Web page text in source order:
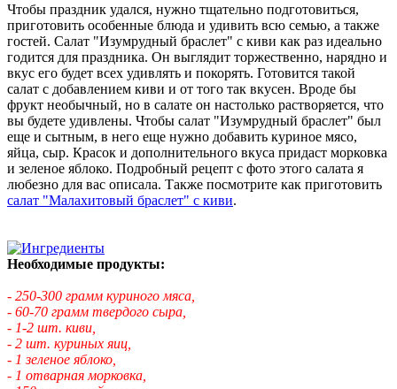
Чтобы праздник удался, нужно тщательно подготовиться,
приготовить особенные блюда и удивить всю семью, а также
гостей. Салат "Изумрудный браслет" с киви как раз идеально
годится для праздника. Он выглядит торжественно, нарядно и
вкус его будет всех удивлять и покорять. Готовится такой
салат с добавлением киви и от того так вкусен. Вроде бы
фрукт необычный, но в салате он настолько растворяется, что
вы будете удивлены. Чтобы салат "Изумрудный браслет" был
еще и сытным, в него еще нужно добавить куриное мясо,
яйца, сыр. Красок и дополнительного вкуса придаст морковка
и зеленое яблоко. Подробный рецепт с фото этого салата я
любезно для вас описала. Также посмотрите как приготовить
салат "Малахитовый браслет" с киви.
Необходимые продукты:
- 250-300 грамм куриного мяса,
- 60-70 грамм твердого сыра,
- 1-2 шт. киви,
- 2 шт. куриных яиц,
- 1 зеленое яблоко,
- 1 отварная морковка,